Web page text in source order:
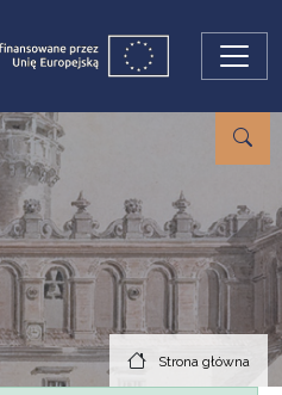
Strona główna